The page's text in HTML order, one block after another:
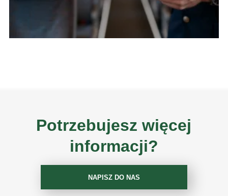
Potrzebujesz więcej
informacji?
NAPISZ DO NAS